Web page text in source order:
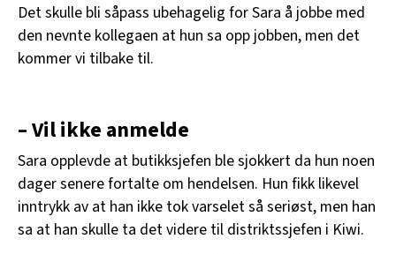
Det skulle bli såpass ubehagelig for Sara å jobbe med
den nevnte kollegaen at hun sa opp jobben, men det
kommer vi tilbake til.
– Vil ikke anmelde
Sara opplevde at butikksjefen ble sjokkert da hun noen
dager senere fortalte om hendelsen. Hun fikk likevel
inntrykk av at han ikke tok varselet så seriøst, men han
sa at han skulle ta det videre til distriktssjefen i Kiwi.